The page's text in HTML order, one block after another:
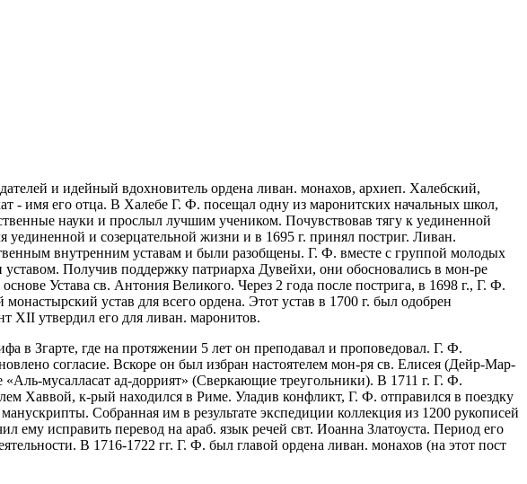
и идейный вдохновитель ордена ливан. монахов, архиеп. Халебский,
- имя его отца. В Халебе Г. Ф. посещал одну из маронитских начальных школ,
науки и прослыл лучшим учеником. Почувствовав тягу к уединенной
и созерцательной жизни и в 1695 г. принял постриг. Ливан.
внутренним уставам и были разобщены. Г. Ф. вместе с группой молодых
Получив поддержку патриарха Дувейхи, они обосновались в мон-ре
Устава св. Антония Великого. Через 2 года после пострига, в 1698 г., Г. Ф.
устав для всего ордена. Этот устав в 1700 г. был одобрен
XII утвердил его для ливан. маронитов.
в Згарте, где на протяжении 5 лет он преподавал и проповедовал. Г. Ф.
согласие. Вскоре он был избран настоятелем мон-ря св. Елисея (Дейр-Мар-
мусалласат ад-доррият» (Сверкающие треугольники). В 1711 г. Г. Ф.
Хаввой, к-рый находился в Риме. Уладив конфликт, Г. Ф. отправился в поездку
Собранная им в результате экспедиции коллекция из 1200 рукописей
ему исправить перевод на араб. язык речей свт. Иоанна Златоуста. Период его
В 1716-1722 гг. Г. Ф. был главой ордена ливан. монахов (на этот пост